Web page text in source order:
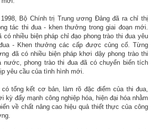
Bộ Chính trị Trung ương Đảng đã ra chỉ thị
tác thi đua - khen thưởng trong giai đoạn mới.
có nhiều biện pháp chỉ đạo phong trào thi đua yêu
- Khen thưởng các cấp được củng cố. Từng
đã có nhiều biện pháp khơi dậy phong trào thi
nước, phong trào thi đua đã có chuyển biến tích
yêu cầu của tình hình mới.
tổng kết cơ bản, làm rõ đặc điểm của thi đua,
kỳ đẩy mạnh công nghiệp hóa, hiện đại hóa nhằm
về chất nâng cao hiệu quả thiết thực của công